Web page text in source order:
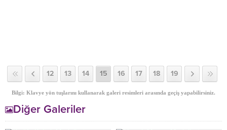
12 13 14 15 16 17 18 19
Bilgi: Klavye yön tuşlarını kullanarak galeri resimleri arasında geçiş yapabilirsiniz.
Diğer Galeriler